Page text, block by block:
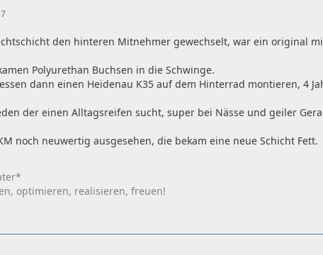
den hinteren Mitnehmer gewechselt, war ein original
Polyurethan Buchsen in die Schwinge.
dann einen Heidenau K35 auf dem Hinterrad montieren, 4
der einen Alltagsreifen sucht, super bei Nässe und geiler
noch neuwertig ausgesehen, die bekam eine neue Schicht Fett.
optimieren, realisieren, freuen!